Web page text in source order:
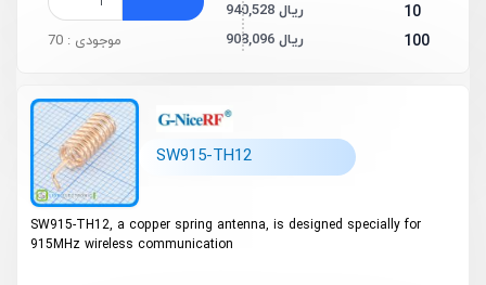
10 940,528 ریال
100 908,096 ریال موجودی : 70
SW915-TH12
SW915-TH12, a copper spring antenna, is designed specially for
915MHz wireless communication